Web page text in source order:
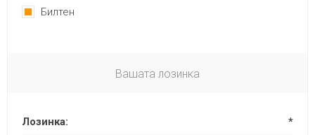
Билтен
Вашата лозинка
Лозинка: *